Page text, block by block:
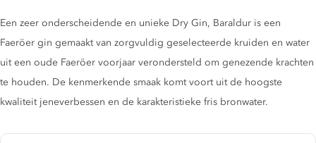
Gin description
Een zeer onderscheidende en unieke Dry Gin, Baraldur is een
Faeröer gin gemaakt van zorgvuldig geselecteerde kruiden en water
uit een oude Faeröer voorjaar verondersteld om genezende krachten
te houden. De kenmerkende smaak komt voort uit de hoogste
kwaliteit jeneverbessen en de karakteristieke fris bronwater.